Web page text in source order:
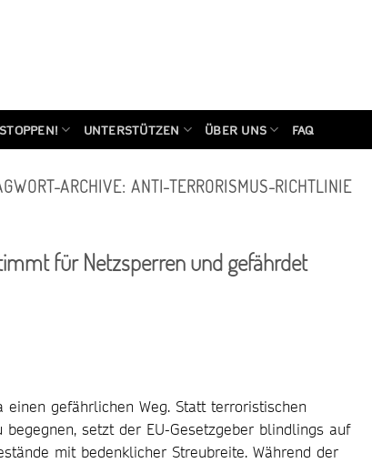
UNTERSTÜTZEN ÜBER UNS FAQ
ARCHIVE: ANTI-TERRORISMUS-RICHTLINIE
für Netzsperren und gefährdet
gefährlichen Weg. Statt terroristischen
setzt der EU-Gesetzgeber blindlings auf
mit bedenklicher Streubreite. Während der